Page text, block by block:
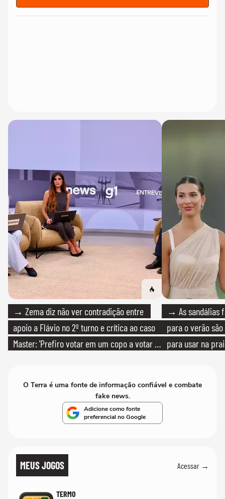
→ Zema diz não ver contradição entre
apoio a Flávio no 2º turno e crítica ao caso
Master: 'Prefiro votar em um copo a votar no
→ As sandálias
para o verão
para usar na
O Terra é uma fonte de informação confiável e combate
fake news.
Adicione como fonte
preferencial no Google
MEUS JOGOS Acessar →
TERMO